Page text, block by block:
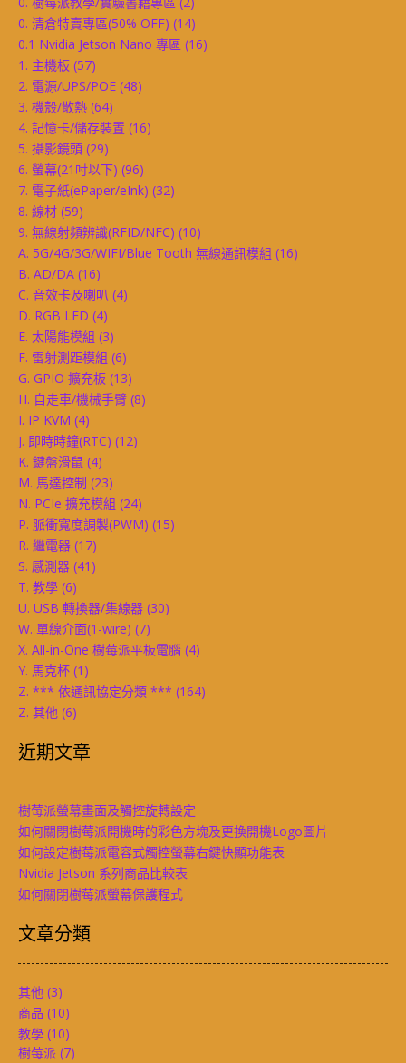
0. 清倉特賣專區(50% OFF) (14)
0.1 Nvidia Jetson Nano 專區 (16)
1. 主機板 (57)
2. 電源/UPS/POE (48)
3. 機殼/散熱 (64)
4. 記憶卡/儲存裝置 (16)
5. 攝影鏡頭 (29)
6. 螢幕(21吋以下) (96)
7. 電子紙(ePaper/eInk) (32)
8. 線材 (59)
9. 無線射頻辨識(RFID/NFC) (10)
A. 5G/4G/3G/WIFI/Blue Tooth 無線通訊模組 (16)
B. AD/DA (16)
C. 音效卡及喇叭 (4)
D. RGB LED (4)
E. 太陽能模組 (3)
F. 雷射測距模組 (6)
G. GPIO 擴充板 (13)
H. 自走車/機械手臂 (8)
I. IP KVM (4)
J. 即時時鐘(RTC) (12)
K. 鍵盤滑鼠 (4)
M. 馬達控制 (23)
N. PCIe 擴充模組 (24)
P. 脈衝寬度調製(PWM) (15)
R. 繼電器 (17)
S. 感測器 (41)
T. 教學 (6)
U. USB 轉換器/集線器 (30)
W. 單線介面(1-wire) (7)
X. All-in-One 樹莓派平板電腦 (4)
Y. 馬克杯 (1)
Z. *** 依通訊協定分類 *** (164)
Z. 其他 (6)
近期文章
樹莓派螢幕畫面及觸控旋轉設定
如何關閉樹莓派開機時的彩色方塊及更換開機Logo圖片
如何設定樹莓派電容式觸控螢幕右鍵快顯功能表
Nvidia Jetson 系列商品比較表
如何關閉樹莓派螢幕保護程式
文章分類
其他 (3)
商品 (10)
教學 (10)
樹莓派 (7)